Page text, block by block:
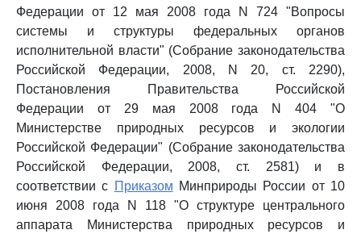
Федерации от 12 мая 2008 года N 724 "Вопросы
системы и структуры федеральных органов
исполнительной власти" (Собрание законодательства
Российской Федерации, 2008, N 20, ст. 2290),
Постановления Правительства Российской
Федерации от 29 мая 2008 года N 404 "О
Министерстве природных ресурсов и экологии
Российской Федерации" (Собрание законодательства
Российской Федерации, 2008, ст. 2581) и в
соответствии с Приказом Минприроды России от 10
июня 2008 года N 118 "О структуре центрального
аппарата Министерства природных ресурсов и